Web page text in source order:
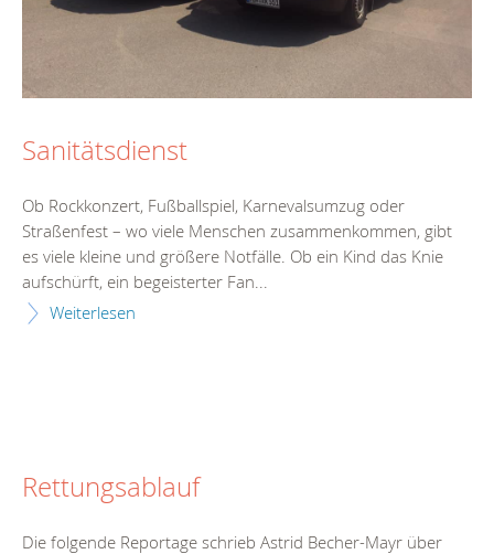
Sanitätsdienst
Ob Rockkonzert, Fußballspiel, Karnevalsumzug oder
Straßenfest – wo viele Menschen zusammenkommen, gibt
es viele kleine und größere Notfälle. Ob ein Kind das Knie
aufschürft, ein begeisterter Fan...
Weiterlesen
Rettungsablauf
Die folgende Reportage schrieb Astrid Becher-Mayr über